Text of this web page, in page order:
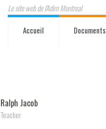
Le site web de l'Adim Montreal
Accueil Documents
Ralph Jacob
Teacher